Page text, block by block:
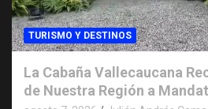
TURISMO Y DESTINOS
La Cabaña Vallecaucana
de Nuestra Región a